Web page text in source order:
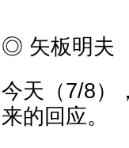
◎ 矢板明夫
今天（7/8）
来的回应。